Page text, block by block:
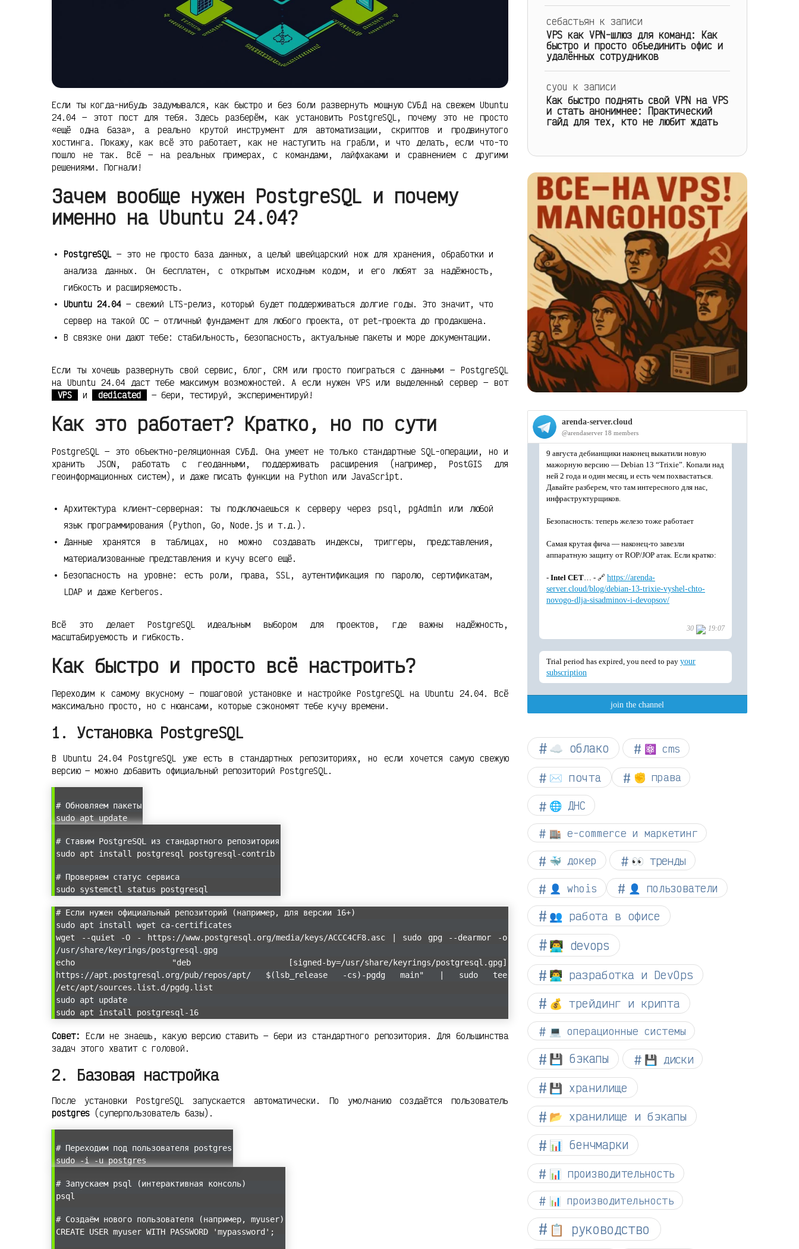
Если ты когда-нибудь задумывался, как быстро и без боли развернуть мощную СУБД на свежем Ubuntu
24.04 — этот пост для тебя. Здесь разберём, как установить PostgreSQL, почему это не просто
«ещё одна база», а реально крутой инструмент для автоматизации, скриптов и продвинутого
хостинга. Покажу, как всё это работает, как не наступить на грабли, и что делать, если что-то
пошло не так. Всё — на реальных примерах, с командами, лайфхаками и сравнением с другими
решениями. Погнали!
Зачем вообще нужен PostgreSQL и почему
именно на Ubuntu 24.04?
PostgreSQL— это не просто база данных, а целый швейцарский нож для хранения, обработки и
анализа данных. Он бесплатен, с открытым исходным кодом, и его любят за надёжность,
гибкость и расширяемость.
Ubuntu 24.04— свежий LTS-релиз, который будет поддерживаться долгие годы. Это значит, что
сервер на такой ОС — отличный фундамент для любого проекта, от pet-проекта до продакшена.
В связке они дают тебе: стабильность, безопасность, актуальные пакеты и море документации.
Если ты хочешь развернуть свой сервис, блог, CRM или просто поиграться с данными — PostgreSQL
на Ubuntu 24.04 даст тебе максимум возможностей. А если нужен VPS или выделенный сервер — вот
VPS
и dedicated — бери, тестируй, экспериментируй!
Как это работает? Кратко, но по сути
PostgreSQL — это объектно-реляционная СУБД. Она умеет не только стандартные SQL-операции, но и
хранить JSON, работать с геоданными, поддерживать расширения (например, PostGIS для
геоинформационных систем), и даже писать функции на Python или JavaScript.
Архитектура клиент-серверная: ты подключаешься к серверу через psql, pgAdmin или любой
язык программирования (Python, Go, Node.js и т.д.).
Данные хранятся в таблицах, но можно создавать индексы, триггеры, представления,
материализованные представления и кучу всего ещё.
Безопасность на уровне: есть роли, права, SSL, аутентификация по паролю, сертификатам,
LDAP и даже Kerberos.
Всё это делает PostgreSQL идеальным выбором для проектов, где важны надёжность,
масштабируемость и гибкость.
Как быстро и просто всё настроить?
Переходим к самому вкусному — пошаговой установке и настройке PostgreSQL на Ubuntu 24.04. Всё
максимально просто, но с нюансами, которые сэкономят тебе кучу времени.
1. Установка PostgreSQL
В Ubuntu 24.04 PostgreSQL уже есть в стандартных репозиториях, но если хочется самую свежую
версию — можно добавить официальный репозиторий PostgreSQL.
# Обновляем пакеты
sudo apt update
# Ставим PostgreSQL из стандартного репозитория
sudo apt install postgresql postgresql-contrib
# Проверяем статус сервиса
sudo systemctl status postgresql
# Если нужен официальный репозиторий (например, для версии 16+)
sudo apt install wget ca-certificates
wget --quiet -O - https://www.postgresql.org/media/keys/ACCC4CF8.asc | sudo gpg --dearmor -o
/usr/share/keyrings/postgresql.gpg
echo "deb [signed-by=/usr/share/keyrings/postgresql.gpg]
https://apt.postgresql.org/pub/repos/apt/ $(lsb_release -cs)-pgdg main" | sudo tee
/etc/apt/sources.list.d/pgdg.list
sudo apt update
sudo apt install postgresql-16
Совет: Если не знаешь, какую версию ставить — бери из стандартного репозитория. Для большинства
задач этого хватит с головой.
2. Базовая настройка
После установки PostgreSQL запускается автоматически. По умолчанию создаётся пользователь
postgres (суперпользователь базы).
# Переходим под пользователя postgres
sudo -i -u postgres
# Запускаем psql (интерактивная консоль)
psql
# Создаём нового пользователя (например, myuser)
CREATE USER myuser WITH PASSWORD 'mypassword';
себастьян к записи
VPS как VPN-шлюз для команд: Как
быстро и просто объединить офис и
удалённых сотрудников
cyou к записи
Как быстро поднять свой VPN на VPS
и стать анонимнее: Практический
гайд для тех, кто не любит ждать
☁︎ облако ⚛ cms
✉️ почта ✊ права
🌐 ДНС
🏬 e-commerce и маркетинг
🐳 докер 👀 тренды
👤 whois 👤 пользователи
👥 работа в офисе
👨‍💻 devops
👨‍💻 разработка и DevOps
💰 трейдинг и крипта
💻 операционные системы
💾 бэкапы 💾 диски
💾 хранилище
📂 хранилище и бэкапы
📊 бенчмарки
📊 производительность
📊 производительность
📋 руководство